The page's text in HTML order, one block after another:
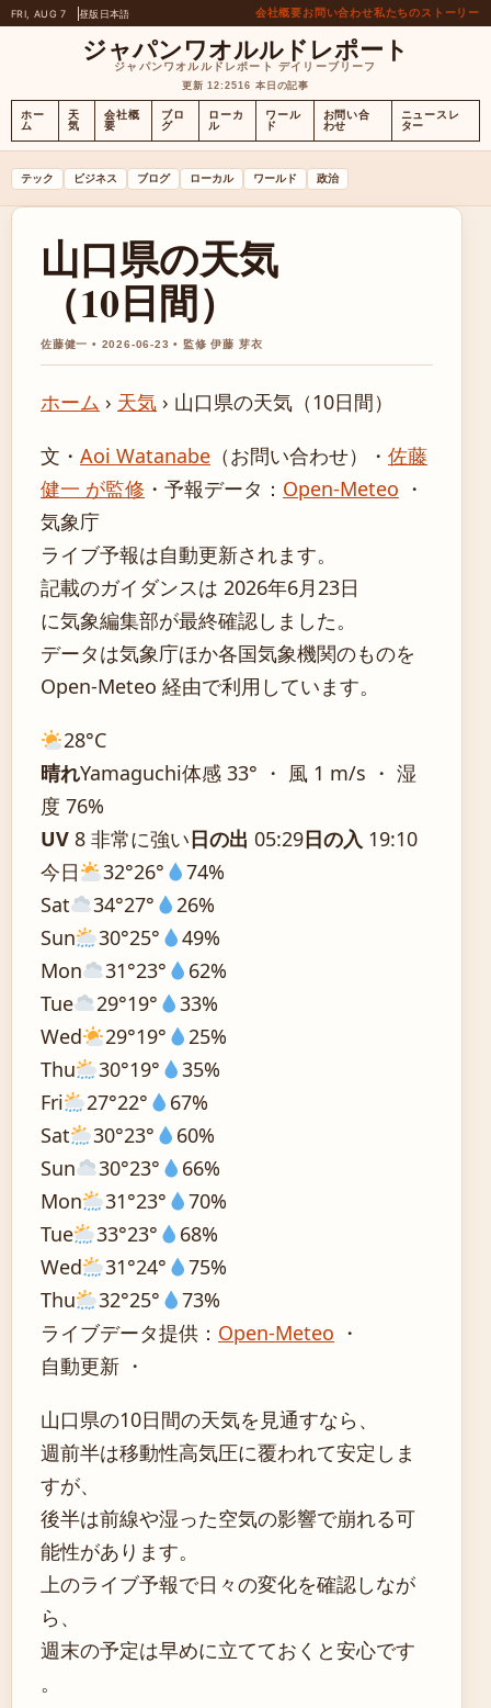
FRI, AUG 7 昼版 日本語 会社概要お問い合わせ私たちのストーリー
ジャパンワオルルドレポート
ジャパンワオルルドレポート デイリーブリーフ
更新 12:2516 本日の記事
ホー
ム
天
気
会社概
要
ブロ
グ
ローカ
ル
ワール
ド
お問い合
わせ
ニュースレ
ター
テック ビジネス ブログ ローカル ワールド 政治
山口県の天気
（10日間）
佐藤健一 • 2026-06-23 • 監修 伊藤 芽衣
ホーム › 天気 › 山口県の天気（10日間）
文・ Aoi Watanabe （お問い合わせ） ・ 佐藤
健一 が監修 ・ 予報データ： Open-Meteo ・
気象庁
ライブ予報は自動更新されます。
記載のガイダンスは 2026年6月23日
に気象編集部が最終確認しました。
データは気象庁ほか各国気象機関のものを
Open-Meteo 経由で利用しています。
28°C
晴れYamaguchi体感 33° ・ 風 1 m/s ・ 湿
度 76%
UV 8 非常に強い日の出 05:29日の入 19:10
今日
32°26°
74%
Sat
34°27°
26%
Sun
30°25°
49%
Mon
31°23°
62%
Tue
29°19°
33%
Wed
29°19°
25%
Thu
30°19°
35%
Fri
27°22°
67%
Sat
30°23°
60%
Sun
30°23°
66%
Mon
31°23°
70%
Tue
33°23°
68%
Wed
31°24°
75%
Thu
32°25°
73%
ライブデータ提供： Open-Meteo ・
自動更新 ・
山口県の10日間の天気を見通すなら、
週前半は移動性高気圧に覆われて安定しま
すが、
後半は前線や湿った空気の影響で崩れる可
能性があります。
上のライブ予報で日々の変化を確認しなが
ら、
週末の予定は早めに立てておくと安心です
。